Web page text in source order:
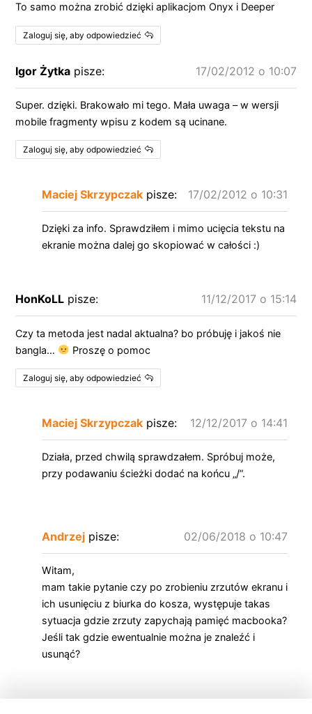
To samo można zrobić dzięki aplikacjom Onyx i Deeper
Zaloguj się, aby odpowiedzieć
Igor Żytka pisze: 17/02/2012 o 10:07
Super. dzięki. Brakowało mi tego. Mała uwaga – w wersji
mobile fragmenty wpisu z kodem są ucinane.
Zaloguj się, aby odpowiedzieć
Maciej Skrzypczak pisze: 17/02/2012 o 10:31
Dzięki za info. Sprawdziłem i mimo ucięcia tekstu na
ekranie można dalej go skopiować w całości :)
HonKoLL pisze: 11/12/2017 o 15:14
Czy ta metoda jest nadal aktualna? bo próbuję i jakoś nie
bangla…
Proszę o pomoc
Zaloguj się, aby odpowiedzieć
Maciej Skrzypczak pisze: 12/12/2017 o 14:41
Działa, przed chwilą sprawdzałem. Spróbuj może,
przy podawaniu ścieżki dodać na końcu „/”.
Andrzej pisze: 02/06/2018 o 10:47
Witam,
mam takie pytanie czy po zrobieniu zrzutów ekranu i
ich usunięciu z biurka do kosza, występuje takas
sytuacja gdzie zrzuty zapychają pamięć macbooka?
Jeśli tak gdzie ewentualnie można je znaleźć i
usunąć?